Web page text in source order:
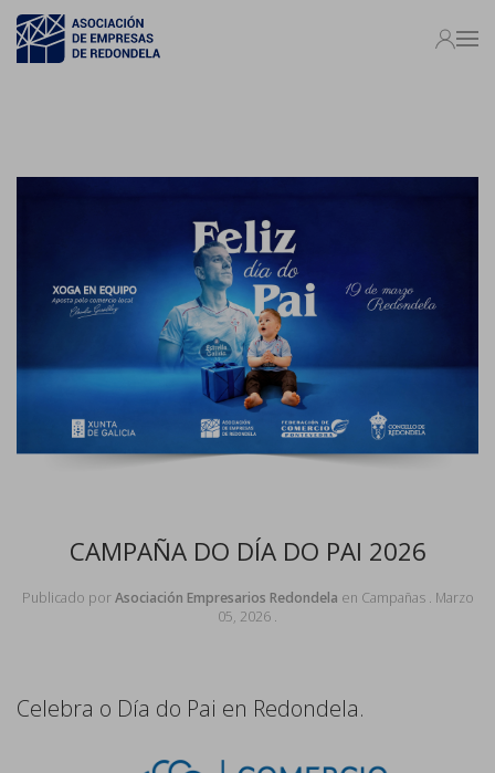
CAMPAÑA DO DÍA DO PAI 2026
Publicado porAsociación Empresarios Redondela en Campañas. Marzo
05, 2026 .
Celebra o Día do Pai en Redondela.